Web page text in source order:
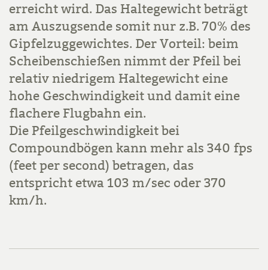
erreicht wird. Das Haltegewicht beträgt
am Auszugsende somit nur z.B. 70% des
Gipfelzuggewichtes. Der Vorteil: beim
Scheibenschießen nimmt der Pfeil bei
relativ niedrigem Haltegewicht eine
hohe Geschwindigkeit und damit eine
flachere Flugbahn ein.
Die Pfeilgeschwindigkeit bei
Compoundbögen kann mehr als 340 fps
(feet per second) betragen, das
entspricht etwa 103 m/sec oder 370
km/h.